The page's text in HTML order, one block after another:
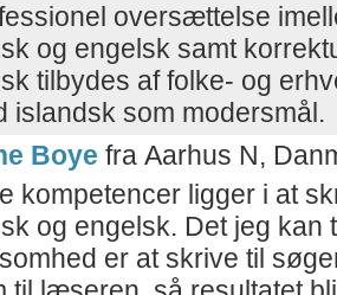
oversættelse
og engelsk samt
tilbydes af folke- og
islandsk som modersmål.
Boye fra Aarhus N,
kompetencer ligger i at
og engelsk. Det jeg kan
er at skrive til